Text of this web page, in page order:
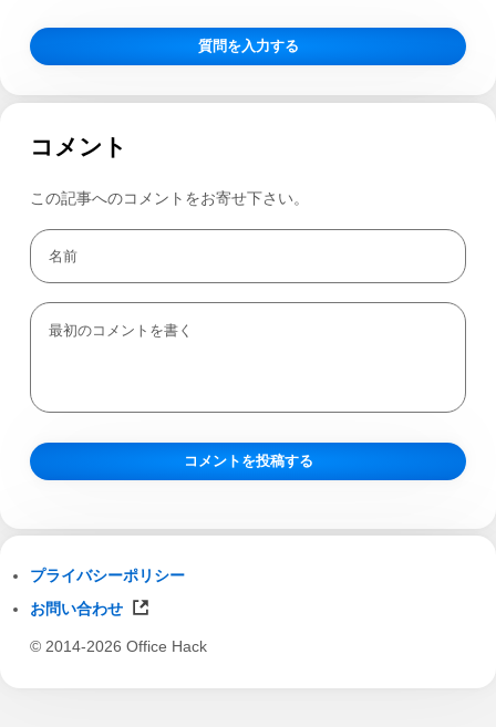
質問を入力する
コメント
この記事へのコメントをお寄せ下さい。
プライバシーポリシー
お問い合わせ
© 2014-2026 Office Hack